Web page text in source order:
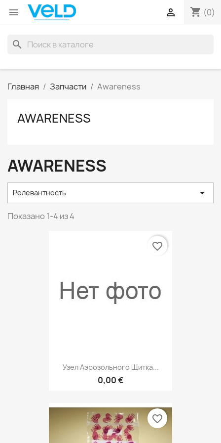
 shopping_cart (0)

search
Главная Запчасти Awareness
AWARENESS
AWARENESS
Релевантность 
Показано 1-4 из 4
Узел Аэрозольного Щитка...
0,00 €
favorite_border
favorite_border